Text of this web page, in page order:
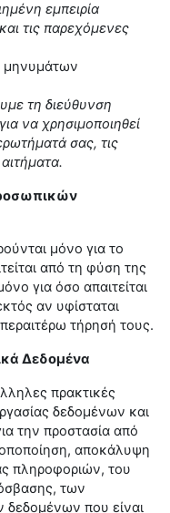
εμπειρία
τις παρεχόμενες
μηνυμάτων
τη διεύθυνση
να χρησιμοποιηθεί
σας, τις
μόνο για το
από τη φύση της
για όσο απαιτείται
αν υφίσταται
τήρησή τους.
Δεδομένα
πρακτικές
δεδομένων και
την προστασία από
αποκάλυψη
πληροφοριών, του
των
που είναι